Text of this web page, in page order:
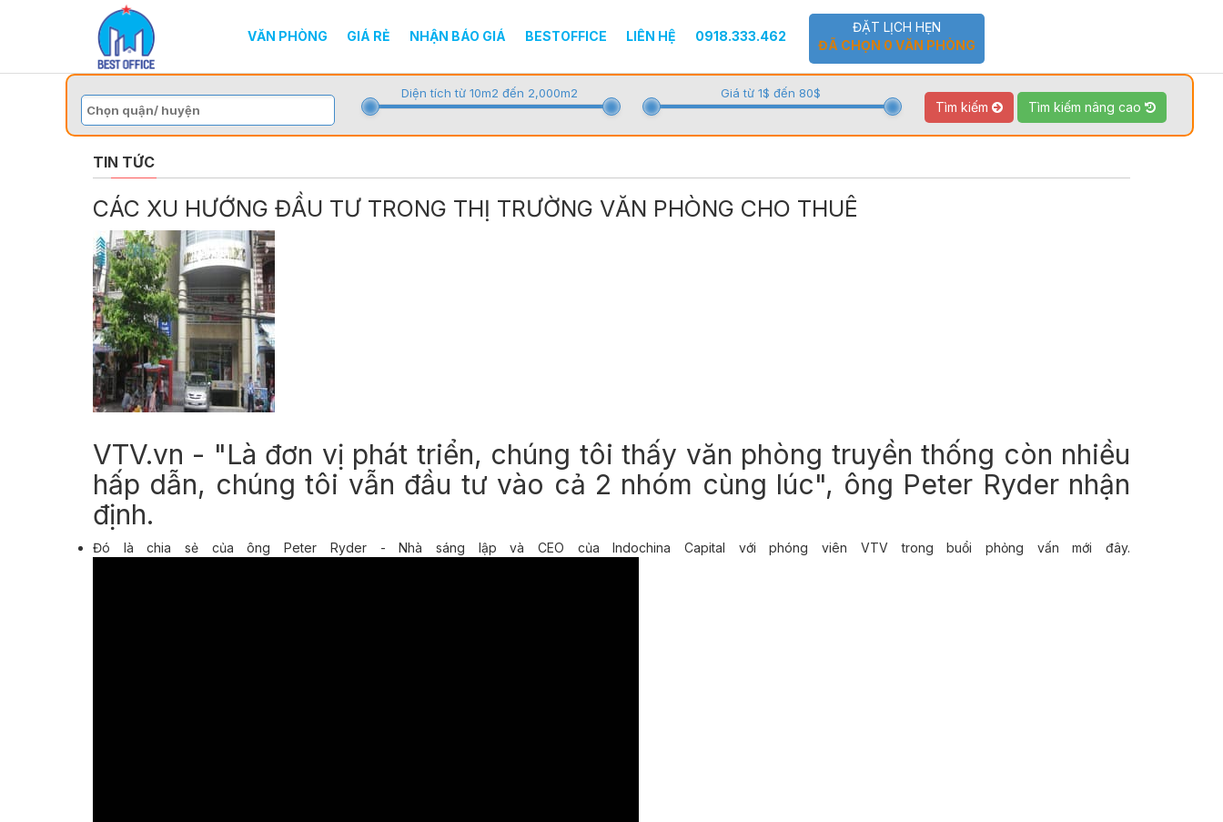
VĂN PHÒNG GIÁ RẺ NHẬN BÁO GIÁ BESTOFFICE LIÊN HỆ 0918.333.462
ĐẶT LỊCH HẸN
ĐÃ CHỌN 0 VĂN PHÒNG
Diện tích từ 10m2 đến 2,000m2 Giá từ 1$ đến 80$
Tìm kiếm Tìm kiếm nâng cao
TIN TỨC
CÁC XU HƯỚNG ĐẦU TƯ TRONG THỊ TRƯỜNG VĂN PHÒNG CHO THUÊ
VTV.vn - "Là đơn vị phát triển, chúng tôi thấy văn phòng truyền thống còn nhiều
hấp dẫn, chúng tôi vẫn đầu tư vào cả 2 nhóm cùng lúc", ông Peter Ryder nhận
định.
Đó là chia sẻ của ông Peter Ryder - Nhà sáng lập và CEO của Indochina Capital với phóng viên VTV trong buổi phỏng vấn mới đây.